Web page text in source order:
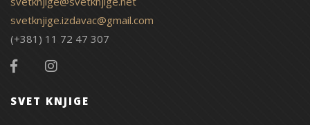
svetknjige.izdavac@gmail.com
(+381) 11 72 47 307
SVET KNJIGE